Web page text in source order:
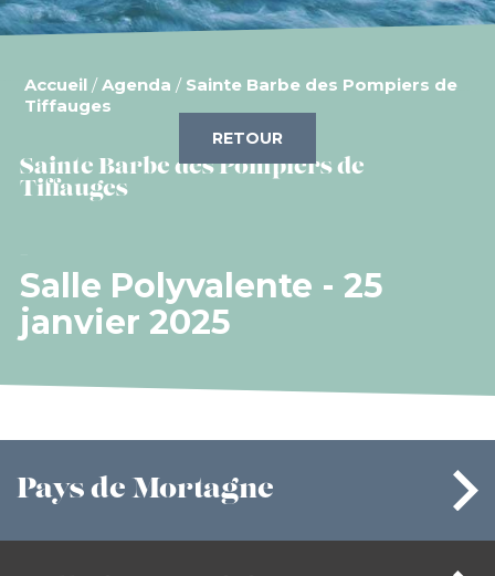
Accueil /Agenda / Sainte Barbe des Pompiers de
Tiffauges
RETOUR
Sainte Barbe des Pompiers de
Tiffauges
Salle Polyvalente - 25
janvier 2025
Pays de Mortagne